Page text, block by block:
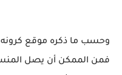
وحسب ما ذكره موقع
فمن الممكن أن يصل